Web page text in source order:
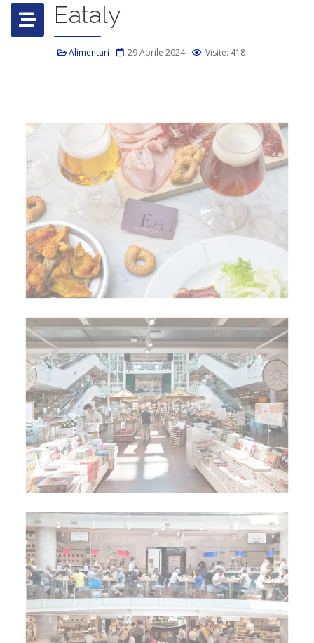
Eataly
Alimentari 29 Aprile 2024 Visite: 418